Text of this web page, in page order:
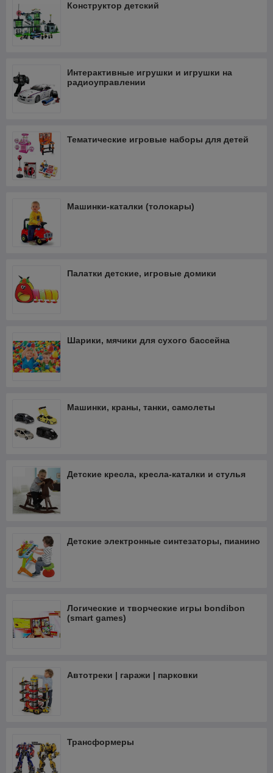
Конструктор детский
Интерактивные игрушки и игрушки на
радиоуправлении
Тематические игровые наборы для детей
Машинки-каталки (толокары)
Палатки детские, игровые домики
Шарики, мячики для сухого бассейна
Машинки, краны, танки, самолеты
Детские кресла, кресла-каталки и стулья
Детские электронные синтезаторы, пианино
Логические и творческие игры bondibon
(smart games)
Автотреки | гаражи | парковки
Трансформеры